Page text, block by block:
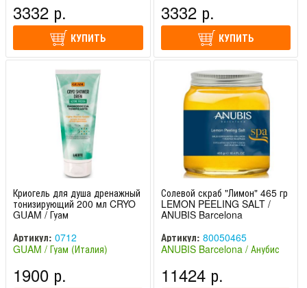
3332 р.
КУПИТЬ
3332 р.
КУПИТЬ
Криогель для душа дренажный
тонизирующий 200 мл CRYO
GUAM / Гуам
Артикул: 0712
GUAM / Гуам (Италия)
1900 р.
Солевой скраб "Лимон" 465 гр
LEMON PEELING SALT /
ANUBIS Barcelona
Артикул: 80050465
ANUBIS Barcelona / Анубис
11424 р.